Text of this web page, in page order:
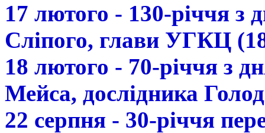
17 лютого - 130-річчя з
Сліпого, глави УГКЦ
18 лютого - 70-річчя з
Мейса, дослідника
22 серпня - 30-річчя